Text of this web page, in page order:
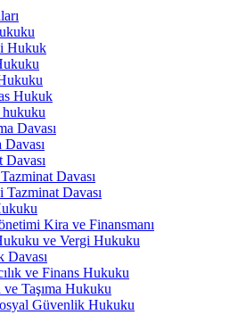
Hukuk
Hukuk
hukuku
Davası
Davası
Davası
Tazminat Davası
Kira ve Finansmanı
ve Vergi Hukuku
Davası
ve Finans Hukuku
ve Taşıma Hukuku
Güvenlik Hukuku